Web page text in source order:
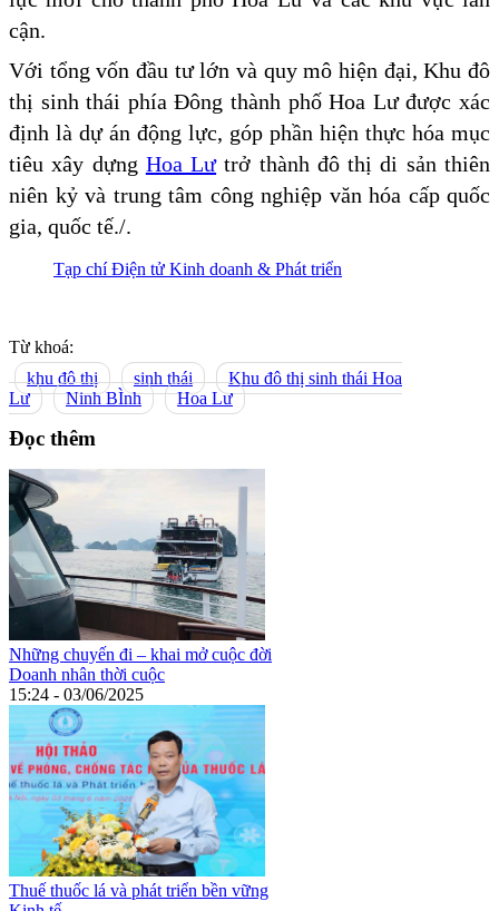
cận.
Với tổng vốn đầu tư lớn và quy mô hiện đại, Khu đô
thị sinh thái phía Đông thành phố Hoa Lư được xác
định là dự án động lực, góp phần hiện thực hóa mục
tiêu xây dựng Hoa Lưtrở thành đô thị di sản thiên
niên kỷ và trung tâm công nghiệp văn hóa cấp quốc
gia, quốc tế./.
Tạp chí Điện tử Kinh doanh & Phát triển
Từ khoá:
khu đô thị
sinh thái
Khu đô thị sinh thái Hoa
Lư
Ninh BÌnh Hoa Lư
Đọc thêm
Những chuyến đi – khai mở cuộc đời
Doanh nhân thời cuộc
15:24 - 03/06/2025
Thuế thuốc lá và phát triển bền vững